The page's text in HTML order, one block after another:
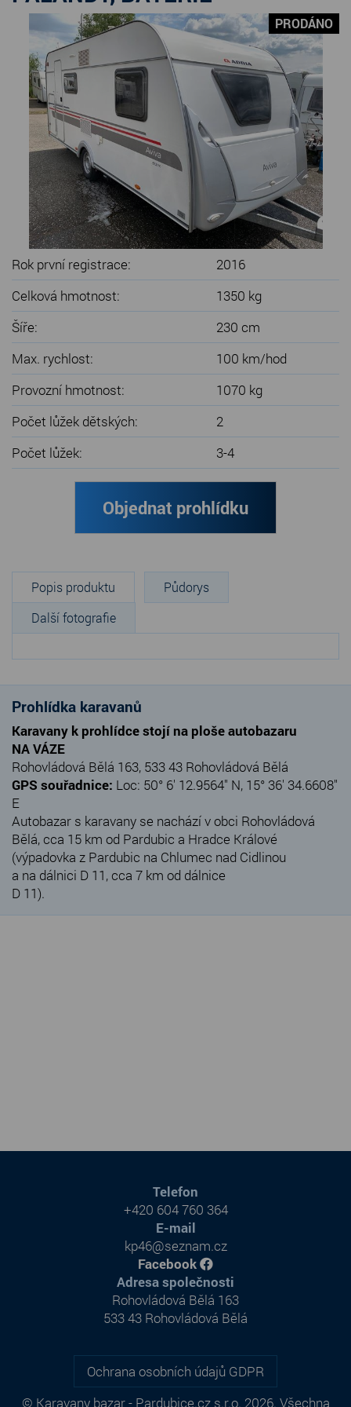
SERVIS KARAVANŮ
KONTAKT
PRODÁNO
Rok první registrace:
2016
Celková hmotnost:
1350 kg
Šíře:
230 cm
Max. rychlost:
100 km/hod
Provozní hmotnost:
1070 kg
Počet lůžek dětských:
2
Počet lůžek:
3-4
Objednat prohlídku
Popis produktu
Půdorys
Další fotografie
Prohlídka karavanů
Karavany k prohlídce stojí na ploše autobazaru
NA VÁZE
Rohovládová Bělá 163, 533 43 Rohovládová Bělá
GPS souřadnice: Loc: 50° 6' 12.9564" N, 15° 36' 34.6608"
E
Autobazar s karavany se nachází v obci Rohovládová
Bělá, cca 15 km od Pardubic a Hradce Králové
(výpadovka z Pardubic na Chlumec nad Cidlinou
a na dálnici D 11, cca 7 km od dálnice
D 11).
Ochrana osobních údajů GDPR
© Karavany bazar - Pardubice.cz s.r.o. 2026. Všechna
Adresa společnosti
Rohovládová Bělá 163
533 43 Rohovládová Bělá
Telefon
+420 604 760 364
E-mail
kp46@seznam.cz
Facebook